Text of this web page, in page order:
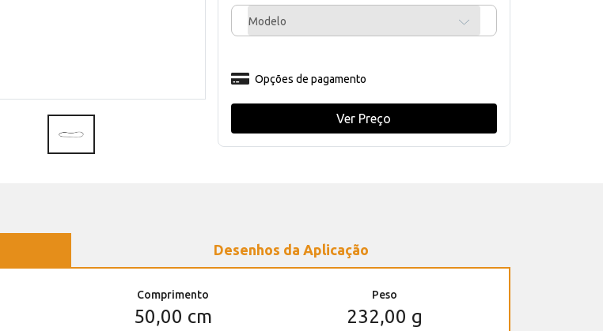
Modelo
Opções de pagamento
Ver Preço
Desenhos da Aplicação
Comprimento
50,00 cm
Peso
232,00 g